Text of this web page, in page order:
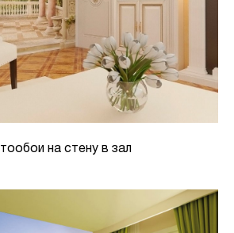
на стену в зал